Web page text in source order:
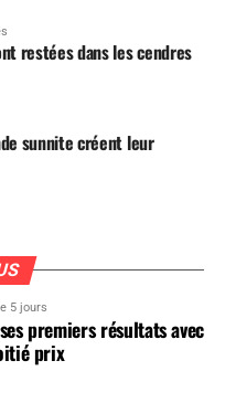
restées dans les cendres
sunnite créent leur
5 jours
premiers résultats avec
prix